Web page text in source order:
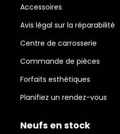
Accessoires
Avis légal sur la réparabilité
Centre de carrosserie
Commande de pièces
Forfaits esthétiques
Planifiez un rendez-vous
Neufs en stock